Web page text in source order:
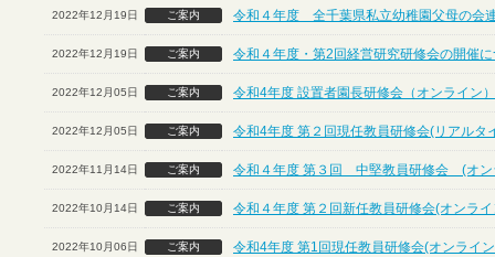
2022年12月19日 ご案内 令和４年度 全千葉県私立幼稚園父母の会
2022年12月19日 ご案内 令和４年度・第2回経営研究研修会の開催
2022年12月05日 ご案内 令和4年度 設置者園長研修会（オンライン）
2022年12月05日 ご案内 令和4年度 第２回現任教員研修会(リアルタ
2022年11月14日 ご案内 令和４年度 第３回 中堅教員研修会 (オン
2022年10月14日 ご案内 令和４年度 第２回新任教員研修会(オンラ
2022年10月06日 ご案内 令和4年度 第1回現任教員研修会(オンライ